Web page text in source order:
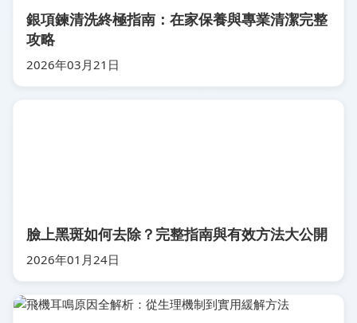
銀項鍊清洗終極指南：在家保養與專業清潔完整
攻略
2026年03月21日
臉上黑斑如何去除？完整指南與有效方法大公開
2026年01月24日